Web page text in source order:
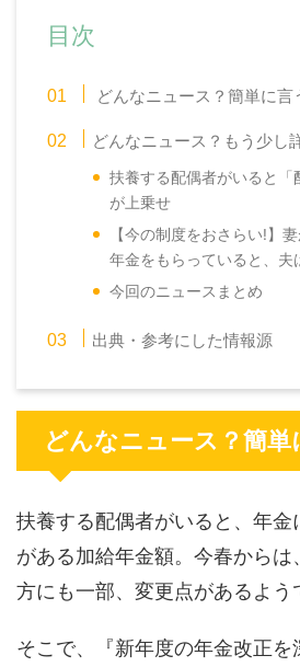
目次
どんなニュース？簡単に言
どんなニュース？もう少し
扶養する配偶者がいると「
が上乗せ
【今の制度をおさらい!】
年金をもらっていると、夫
今回のニュースまとめ
出典・参考にした情報源
どんなニュース？簡単
扶養する配偶者がいると、年金
がある加給年金額。今春からは
方にも一部、変更点があるよう
そこで、『新年度の年金改正を